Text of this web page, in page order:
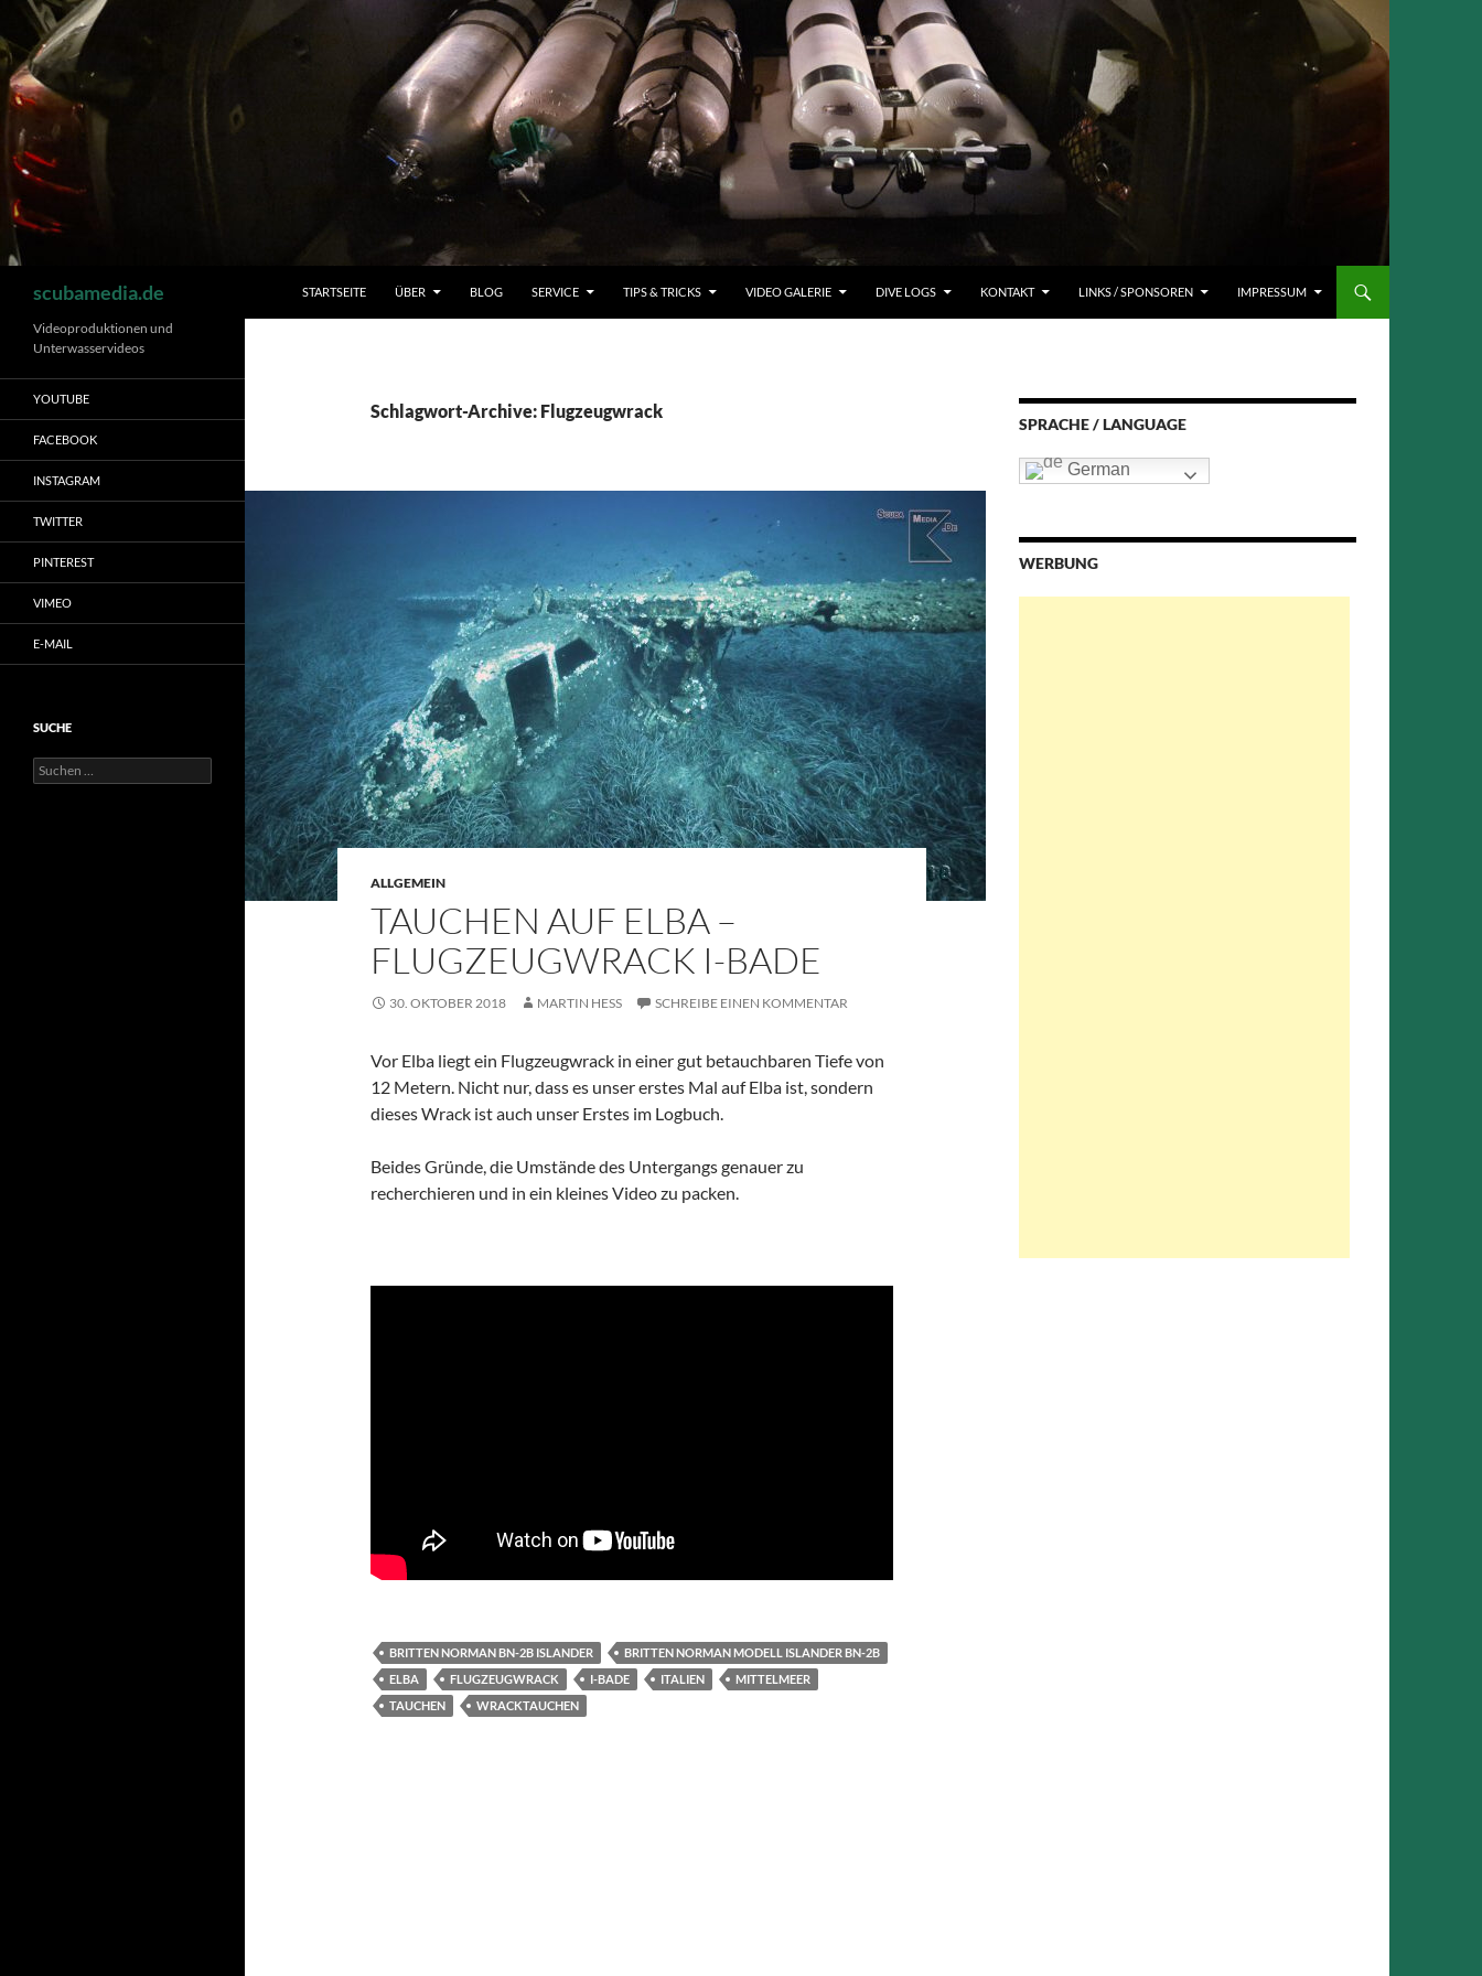
Zum
Inhalt
springen
scubamedia.de STARTSEITE ÜBER BLOG SERVICE TIPS & TRICKS VIDEO GALERIE DIVE LOGS KONTAKT LINKS / SPONSOREN IMPRESSUM
Schlagwort-Archive: Flugzeugwrack
ALLGEMEIN
TAUCHEN AUF ELBA –
FLUGZEUGWRACK I-BADE
30. OKTOBER 2018 MARTIN HESS SCHREIBE EINEN KOMMENTAR
Vor Elba liegt ein Flugzeugwrack in einer gut betauchbaren Tiefe von
12 Metern. Nicht nur, dass es unser erstes Mal auf Elba ist, sondern
dieses Wrack ist auch unser Erstes im Logbuch.
Beides Gründe, die Umstände des Untergangs genauer zu
recherchieren und in ein kleines Video zu packen.
BRITTEN NORMAN BN-2B ISLANDER
BRITTEN NORMAN MODELL ISLANDER BN-2B
ELBA
FLUGZEUGWRACK I-BADE ITALIEN
MITTELMEER
TAUCHEN
WRACKTAUCHEN
SPRACHE / LANGUAGE
German
WERBUNG
Videoproduktionen und
Unterwasservideos
YOUTUBE
FACEBOOK
INSTAGRAM
TWITTER
PINTEREST
VIMEO
E-MAIL
SUCHE
Suchen
nach: